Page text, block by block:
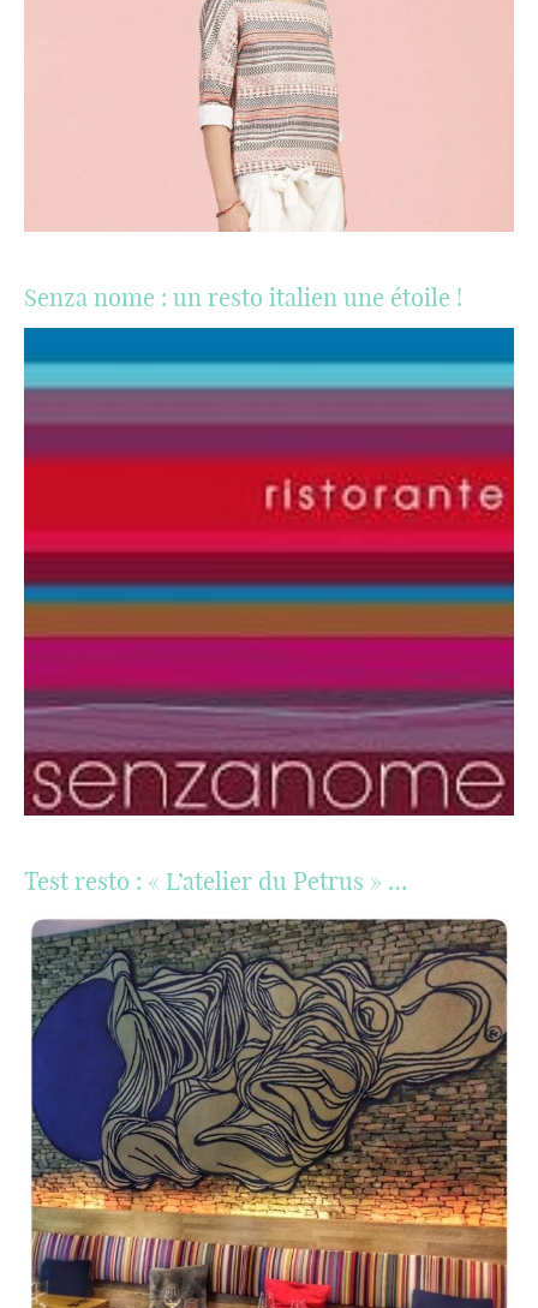
Senza nome : un resto italien une étoile !
Test resto : « L’atelier du Petrus » …